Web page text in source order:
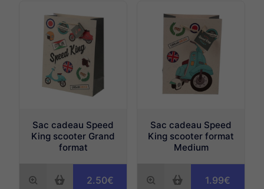
Sac cadeau Speed
King scooter Grand
format
2.50€
Sac cadeau Speed
King scooter format
Medium
1.99€